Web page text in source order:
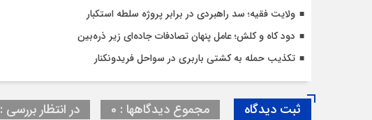
ولایت فقیه؛ سد راهبردی در برابر پروژه سلطه استکبار
دود کاه و کلش؛ عامل پنهان تصادفات جاده‌ای زیر ذره‌بین
تکذیب حمله به کشتی باربری در سواحل فریدونکنار
ثبت دیدگاه مجموع دیدگاهها : 0 در انتظار بررسی : 0